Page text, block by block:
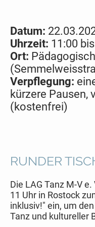
Datum:
Uhrzeit: 11:00
Ort:
Verpflegung:
kürzere Pausen,
(kostenfrei)
RUNDER
Die LAG Tanz M-V
11 Uhr in Rostock
inklusiv!" ein, um
Tanz und kultureller